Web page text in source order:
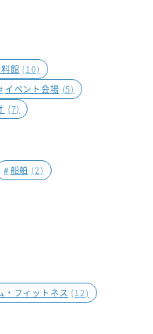
館 (10)
イベント会場 (5)
(7)
#船舶 (2)
・フィットネス (12)